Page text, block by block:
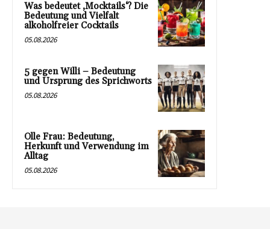
Was bedeutet ‚Mocktails‘? Die
Bedeutung und Vielfalt
alkoholfreier Cocktails
05.08.2026
5 gegen Willi – Bedeutung
und Ursprung des Sprichworts
05.08.2026
Olle Frau: Bedeutung,
Herkunft und Verwendung im
Alltag
05.08.2026